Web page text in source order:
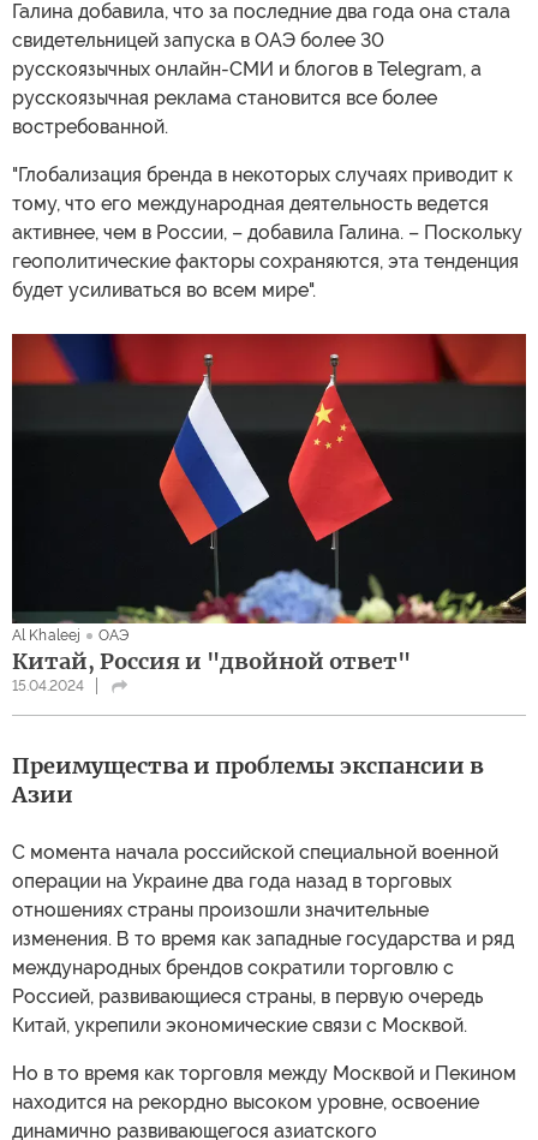
Галина добавила, что за последние два года она стала
свидетельницей запуска в ОАЭ более 30
русскоязычных онлайн-СМИ и блогов в Telegram, а
русскоязычная реклама становится все более
востребованной.
"Глобализация бренда в некоторых случаях приводит к
тому, что его международная деятельность ведется
активнее, чем в России, – добавила Галина. – Поскольку
геополитические факторы сохраняются, эта тенденция
будет усиливаться во всем мире".
Al Khaleej ОАЭ
Китай, Россия и "двойной ответ"
15.04.2024
Преимущества и проблемы экспансии в
Азии
С момента начала российской специальной военной
операции на Украине два года назад в торговых
отношениях страны произошли значительные
изменения. В то время как западные государства и ряд
международных брендов сократили торговлю с
Россией, развивающиеся страны, в первую очередь
Китай, укрепили экономические связи с Москвой.
Но в то время как торговля между Москвой и Пекином
находится на рекордно высоком уровне, освоение
динамично развивающегося азиатского